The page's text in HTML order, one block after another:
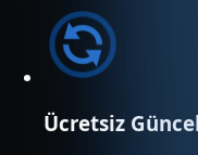
Ücretsiz